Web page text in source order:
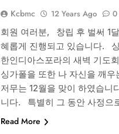
Kcbmc 12 Years Ago 0
회원 여러분, 창립 후 벌써 1
혜롭게 진행되고 있습니다.
한인디아스포라의 새벽 기도
싱가폴을 또한 나 자신을 깨
저무는 12월을 맞이 하였습니
니다. 특별히 그 동안 사정으
Read More